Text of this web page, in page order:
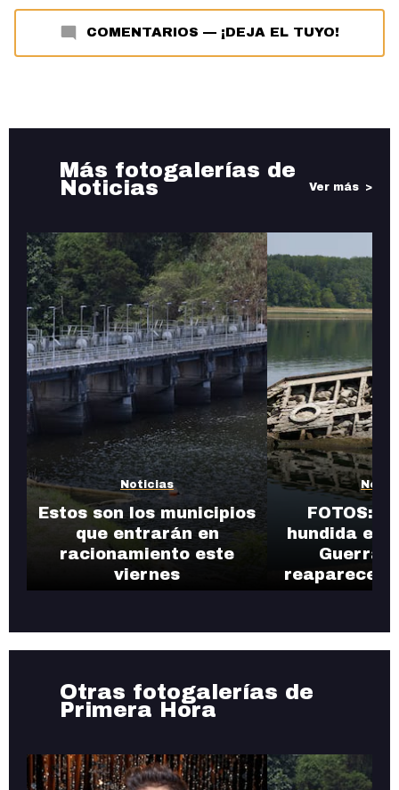
COMENTARIOS — ¡DEJA EL TUYO!
Más fotogalerías de
Noticias Ver más
Noticias
Estos son los municipios
que entrarán en
racionamiento este
viernes
FOTOS:
hundida en
Guerra
reaparece
Otras fotogalerías de
Primera Hora